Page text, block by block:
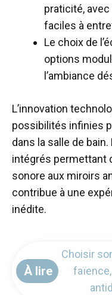
praticité,
faciles à
Le choix de
options
l’ambiance
L’innovation
possibilités infinies
dans la salle de
intégrés permettant
sonore aux miroirs
contribue à une
inédite.
À lire
Choisir